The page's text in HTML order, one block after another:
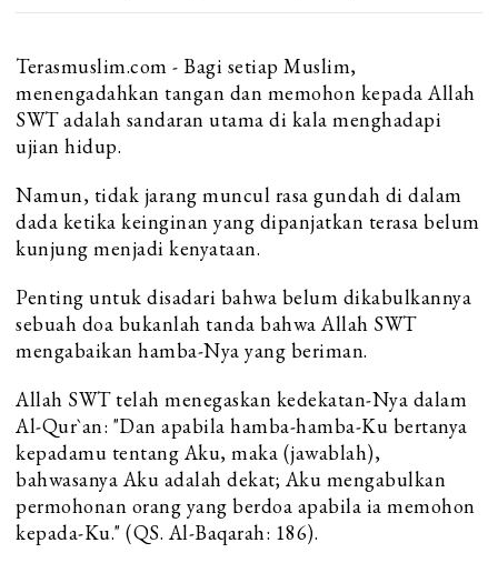
Terasmuslim.com - Bagi setiap Muslim,
menengadahkan tangan dan memohon kepada Allah
SWT adalah sandaran utama di kala menghadapi
ujian hidup.
Namun, tidak jarang muncul rasa gundah di dalam
dada ketika keinginan yang dipanjatkan terasa belum
kunjung menjadi kenyataan.
Penting untuk disadari bahwa belum dikabulkannya
sebuah doa bukanlah tanda bahwa Allah SWT
mengabaikan hamba-Nya yang beriman.
Allah SWT telah menegaskan kedekatan-Nya dalam
Al-Qur`an: "Dan apabila hamba-hamba-Ku bertanya
kepadamu tentang Aku, maka (jawablah),
bahwasanya Aku adalah dekat; Aku mengabulkan
permohonan orang yang berdoa apabila ia memohon
kepada-Ku." (QS. Al-Baqarah: 186).